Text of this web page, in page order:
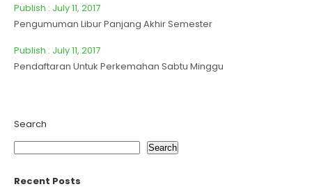
Publish : July 11, 2017
Pengumuman Libur Panjang Akhir Semester
Publish : July 11, 2017
Pendaftaran Untuk Perkemahan Sabtu Minggu
Search
Search
Recent Posts